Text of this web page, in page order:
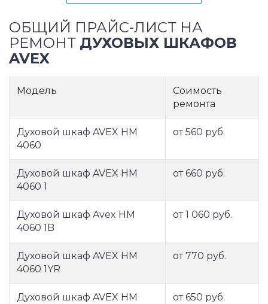
ОБЩИЙ ПРАЙС-ЛИСТ НА
РЕМОНТ ДУХОВЫХ ШКАФОВ
AVEX
Модель
Соимость
ремонта
Духовой шкаф AVEX HM
4060
от 560 руб.
Духовой шкаф AVEX HM
4060 1
от 660 руб.
Духовой шкаф Avex HM
4060 1B
от 1 060 руб.
Духовой шкаф AVEX HM
4060 1YR
от 770 руб.
Духовой шкаф AVEX HM
от 650 руб.